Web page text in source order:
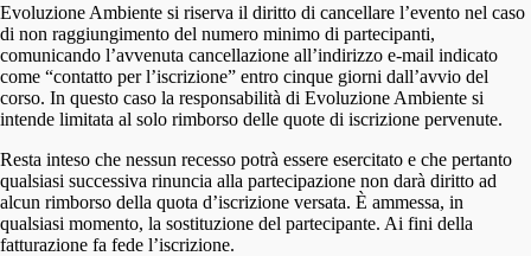
Evoluzione Ambiente si riserva il diritto di cancellare l’evento nel caso
di non raggiungimento del numero minimo di partecipanti,
comunicando l’avvenuta cancellazione all’indirizzo e-mail indicato
come “contatto per l’iscrizione” entro cinque giorni dall’avvio del
corso. In questo caso la responsabilità di Evoluzione Ambiente si
intende limitata al solo rimborso delle quote di iscrizione pervenute.
Resta inteso che nessun recesso potrà essere esercitato e che pertanto
qualsiasi successiva rinuncia alla partecipazione non darà diritto ad
alcun rimborso della quota d’iscrizione versata. È ammessa, in
qualsiasi momento, la sostituzione del partecipante. Ai fini della
fatturazione fa fede l’iscrizione.